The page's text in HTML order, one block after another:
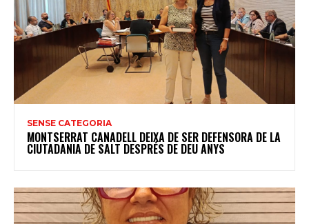
SENSE CATEGORIA
MONTSERRAT CANADELL DEIXA DE SER DEFENSORA DE LA
CIUTADANIA DE SALT DESPRÉS DE DEU ANYS